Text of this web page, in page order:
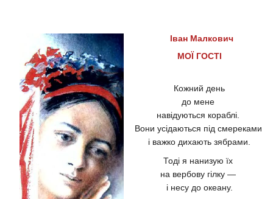
Іван Малкович
МОЇ ГОСТІ
Кожний день
до мене
навідуються кораблі.
Вони усідаються під смереками
і важко дихають зябрами.
Тоді я нанизую їх
на вербову гілку —
і несу до океану.